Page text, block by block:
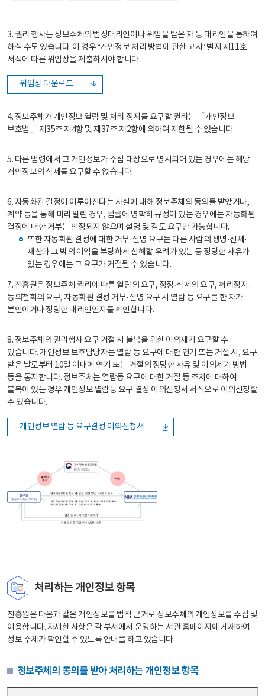
3. 권리 행사는 정보주체의 법정대리인이나 위임을 받은 자 등 대리인을 통하여
하실 수도 있습니다. 이 경우 “개인정보 처리 방법에 관한 고시” 별지 제11호
서식에 따른 위임장을 제출하셔야 합니다.
위임장 다운로드
4. 정보주체가 개인정보 열람 및 처리 정지를 요구할 권리는 「개인정보
보호법」 제35조 제4항 및 제37조 제2항에 의하여 제한될 수 있습니다.
5. 다른 법령에서 그 개인정보가 수집 대상으로 명시되어 있는 경우에는 해당
개인정보의 삭제를 요구할 수 없습니다.
6. 자동화된 결정이 이루어진다는 사실에 대해 정보주체의 동의를 받았거나,
계약 등을 통해 미리 알린 경우, 법률에 명확히 규정이 있는 경우에는 자동화된
결정에 대한 거부는 인정되지 않으며 설명 및 검토 요구만 가능합니다.
또한 자동화된 결정에 대한 거부·설명 요구는 다른 사람의 생명·신체·
재산과 그 밖의 이익을 부당하게 침해할 우려가 있는 등 정당한 사유가
있는 경우에는 그 요구가 거절될 수 있습니다.
7. 진흥원은 정보주체 권리에 따른 열람의 요구, 정정·삭제의 요구, 처리정지·
동의철회의 요구, 자동화된 결정 거부·설명 요구 시 열람 등 요구를 한 자가
본인이거나 정당한 대리인인지를 확인합니다.
8. 정보주체의 권리행사 요구 거절 시 불복을 위한 이의제기 요구할 수
있습니다. 개인정보 보호담당자는 열람 등 요구에 대한 연기 또는 거절 시, 요구
받은 날로부터 10일 이내에 연기 또는 거절의 정당한 사유 및 이의제기 방법
등을 통지합니다. 정보주체는 열람등 요구에 대한 거절 등 조치에 대하여
불복이 있는 경우 개인정보 열람등 요구 결정 이의신청서 서식으로 이의신청할
수 있습니다.
개인정보 열람 등 요구결정 이의신청서
처리하는 개인정보 항목
진흥원은 다음과 같은 개인정보를 법적 근거로 정보주체의 개인정보를 수집 및
이용합니다. 자세한 사항은 각 부서에서 운영하는 서관 홈페이지에 게재하여
정보 주체가 확인할 수 있도록 안내를 하고 있습니다.
정보주체의 동의를 받아 처리하는 개인정보 항목